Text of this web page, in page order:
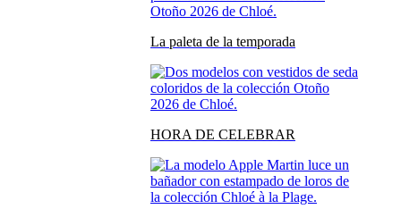
La paleta de la temporada
HORA DE CELEBRAR